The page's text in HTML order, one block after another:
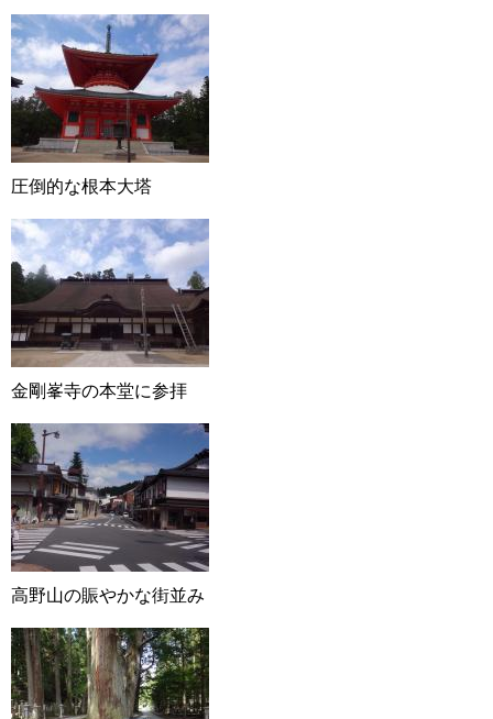
圧倒的な根本大塔
金剛峯寺の本堂に参拝
高野山の賑やかな街並み